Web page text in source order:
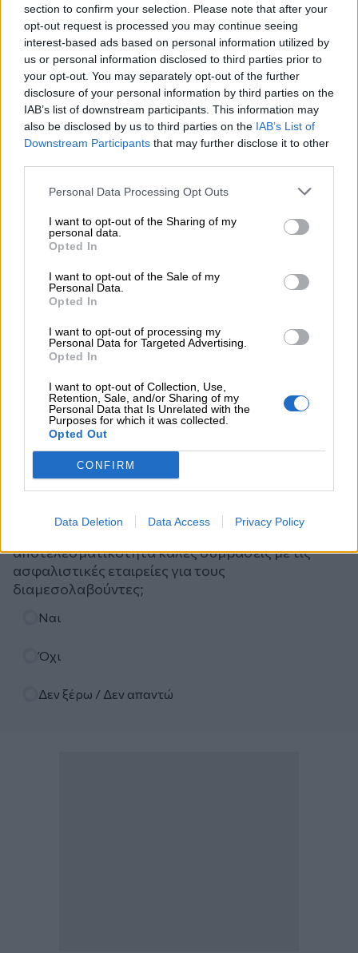
section to confirm your selection. Please note that after your
opt-out request is processed you may continue seeing
interest-based ads based on personal information utilized by
us or personal information disclosed to third parties prior to
your opt-out. You may separately opt-out of the further
disclosure of your personal information by third parties on the
IAB’s list of downstream participants. This information may
also be disclosed by us to third parties on the IAB’s List of
Downstream Participants that may further disclose it to other
Personal Data Processing Opt Outs
I want to opt-out of the Sharing of my
personal data.
Opted In
I want to opt-out of the Sale of my
Personal Data.
Opted In
I want to opt-out of processing my
Personal Data for Targeted Advertising.
Opted In
I want to opt-out of Collection, Use,
Retention, Sale, and/or Sharing of my
Personal Data that Is Unrelated with the
Purposes for which it was collected.
Opted Out
CONFIRM
Data Deletion Data Access Privacy Policy
ERGO Hellas: Μέτρα στήριξης για τους πληγέντες
ασφαλισμένους της από τις πυρκαγιές
04.08.2026 - 12:40
Τράπεζα Κύπρου: Ενισχυμένες κατά 31% οι ασφαλιστικές
υπηρεσίες - Κέρδη €252 εκατ. (+7%) και ROTE 18.8% στο
εξάμηνο
ΠΕΡΙΣΣΟΤΕΡΑ
Ψηφοφορία
Πιστεύετε ότι τα ασφαλιστικά σωματεία ΠΣΑΣ-
ΕΣΑΠΕ (ΠΣΣΑΣ)-ΣΕΜΑ-ΠΟΑΔ, διεκδικούν με
αποτελεσματικότητα καλές συμβάσεις με τις
ασφαλιστικές εταιρείες για τους
διαμεσολαβούντες;
Ναι
Όχι
Δεν ξέρω / Δεν απαντώ